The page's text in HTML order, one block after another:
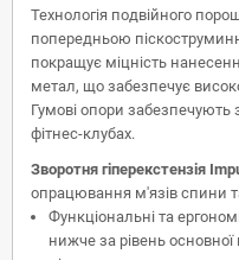
Технологія подвійного
попередньою
покращує міцність
метал, що забезпечує
Гумові опори забезпечують
фітнес-клубах.
Зворотня гіперекстензія
опрацювання м'язів спини
Функціональні та
нижче за рівень